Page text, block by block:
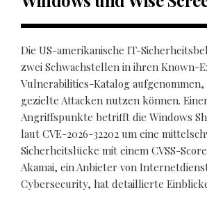
Die US-amerikanische IT-
zwei Schwachstellen in ihren Known-
Vulnerabilities-Katalog
gezielte Attacken nutzen können.
Angriffspunkte betrifft die Windows
laut CVE-2026-32202 um eine
Sicherheitslücke mit einem CVSS-
Akamai, ein Anbieter von
Cybersecurity, hat detaillierte